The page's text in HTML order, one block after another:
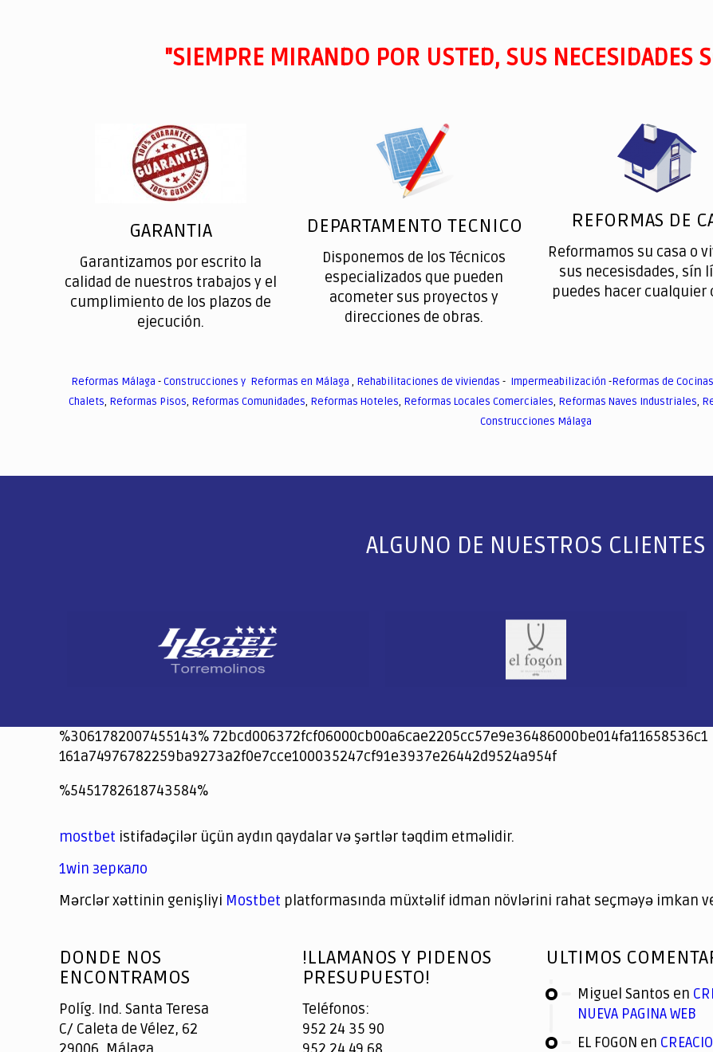
"SIEMPRE MIRANDO POR USTED, SUS NECESIDADES
GARANTIA
Garantizamos por escrito la
calidad de nuestros trabajos y el
cumplimiento de los plazos de
ejecución.
DEPARTAMENTO TECNICO
Disponemos de los Técnicos
especializados que pueden
acometer sus proyectos y
direcciones de obras.
REFORMAS DE
Reformamos su casa o
sus necesisdades, sín
puedes hacer cualquier
Reformas Málaga -Construcciones y Reformas en Málaga , Rehabilitaciones de viviendas - Impermeabilización -Reformas de Cocinas
Chalets, Reformas Pisos, Reformas Comunidades, Reformas Hoteles, Reformas Locales Comerciales, Reformas Naves Industriales,
Construcciones Málaga
ALGUNO DE NUESTROS CLIENTES
%3061782007455143% 72bcd006372fcf06000cb00a6cae2205cc57e9e36486000be014fa11658536c1
161a74976782259ba9273a2f0e7cce100035247cf91e3937e26442d9524a954f
jeetcity
1xbet
jeet city casino
%5451782618743584%
spintiger
Avabet
Spinrise
Crown Green
Crowngreen casino login
슈가 러쉬1000 슬롯
crazy time casino online
1xcasinozambia.com
codingworldnews.com
parimatch.kr
winorio
winorio casino
winorio
mostbet istifadəçilər üçün aydın qaydalar və şərtlər təqdim etməlidir.
1win зеркало
Mərclər xəttinin genişliyi Mostbet platformasında müxtəlif idman növlərini rahat seçməyə imkan
of
Casino
DONDE NOS
ENCONTRAMOS
Políg. Ind. Santa Teresa
C/ Caleta de Vélez, 62
!LLAMANOS Y PIDENOS
PRESUPUESTO!
Teléfonos:
952 24 35 90
ULTIMOS
Miguel Santos en
NUEVA PAGINA WEB
EL FOGON en